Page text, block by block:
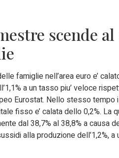
scende al
famiglie nell’area euro e’
a un tasso piu’ veloce
Eurostat. Nello stesso
fisso e’ calata dello 0,2%.
dal 38,7% al 38,8% a causa
alla produzione dell’1,2%,